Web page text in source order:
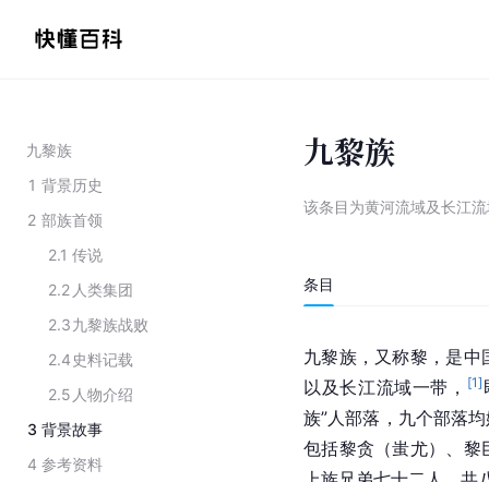
九黎族
1 背景历史
2 部族首领
2.1 传说
2.2 人类集团
2.3九黎族战败
2.4 史料记载
2.5 人物介绍
3 背景故事
4 参考资料
九黎族
该条目为黄河流域及长江
条目
九黎族，又称黎，是
以及长江流域一带， [1]
族”人部落，九个部落
包括黎贪（蚩尤）、黎